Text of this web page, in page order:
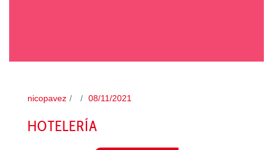
nicopavez 08/11/2021
HOTELERÍA